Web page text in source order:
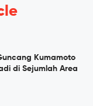
Kumamoto
di Sejumlah Area